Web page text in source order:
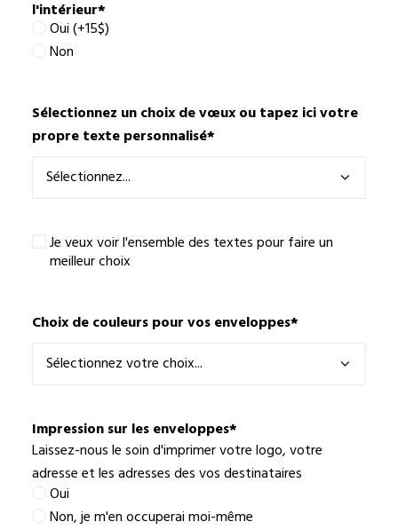
l'intérieur*
Oui (+15$)
Non
Sélectionnez un choix de vœux ou tapez ici votre
propre texte personnalisé*
veux
des
pour
faire
choix
Je veux voir l'ensemble des textes pour faire un
meilleur choix
Choix de couleurs pour vos enveloppes*
Impression sur les enveloppes*
Laissez-nous le soin d'imprimer votre logo, votre
adresse et les adresses des vos destinataires
Oui
Non, je m'en occuperai moi-même